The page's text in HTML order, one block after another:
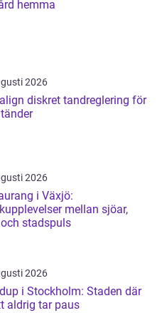
hemma
2026
för
2026
i Växjö:
mellan sjöar,
stadspuls
2026
i Stockholm: Staden där
aldrig tar paus